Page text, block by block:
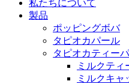
私たちについて
製品
ポッピングボバ
タピオカパール
タピオカティー
ミルクティ
ミルクキャ